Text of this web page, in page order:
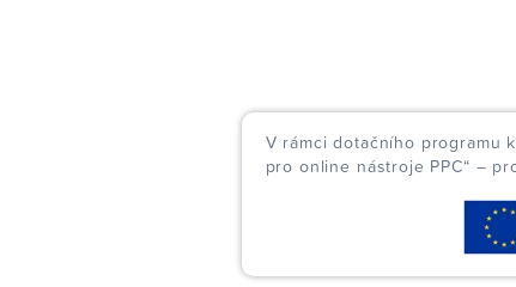
V rámci dotačního programu
pro online nástroje PPC“ –